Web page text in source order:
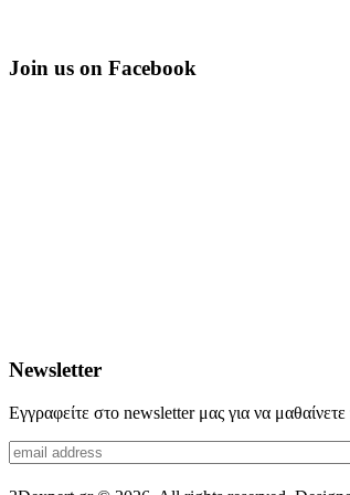
Join us on Facebook
Newsletter
Εγγραφείτε στο newsletter μας για να